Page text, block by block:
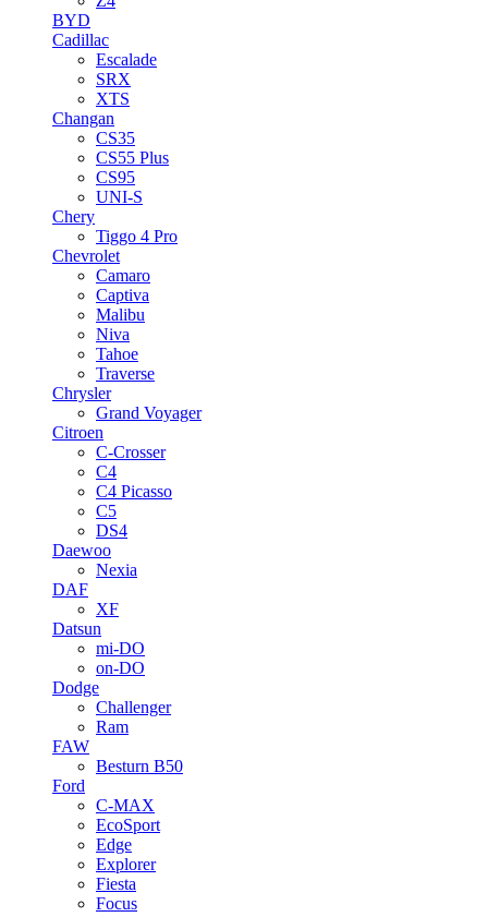
BYD
Cadillac
Escalade
SRX
XTS
Changan
CS35
CS55 Plus
CS95
UNI-S
Chery
Tiggo 4 Pro
Chevrolet
Camaro
Captiva
Malibu
Niva
Tahoe
Traverse
Chrysler
Grand Voyager
Citroen
C-Crosser
C4
C4 Picasso
C5
DS4
Daewoo
Nexia
DAF
XF
Datsun
mi-DO
on-DO
Dodge
Challenger
Ram
FAW
Besturn B50
Ford
C-MAX
EcoSport
Edge
Explorer
Fiesta
Focus